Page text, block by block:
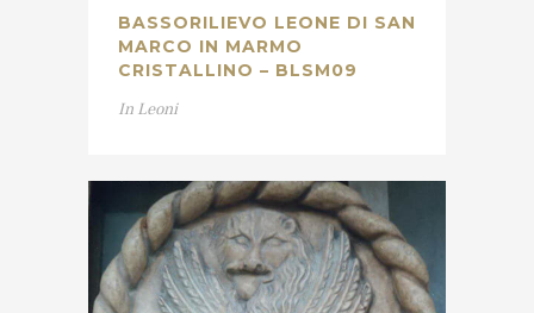
BASSORILIEVO LEONE DI SAN
MARCO IN MARMO
CRISTALLINO – BLSM09
In Leoni